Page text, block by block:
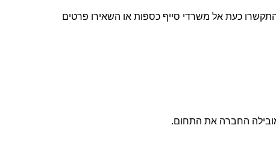
כעת אל משרדי סייף כספות או השאירו פרטים